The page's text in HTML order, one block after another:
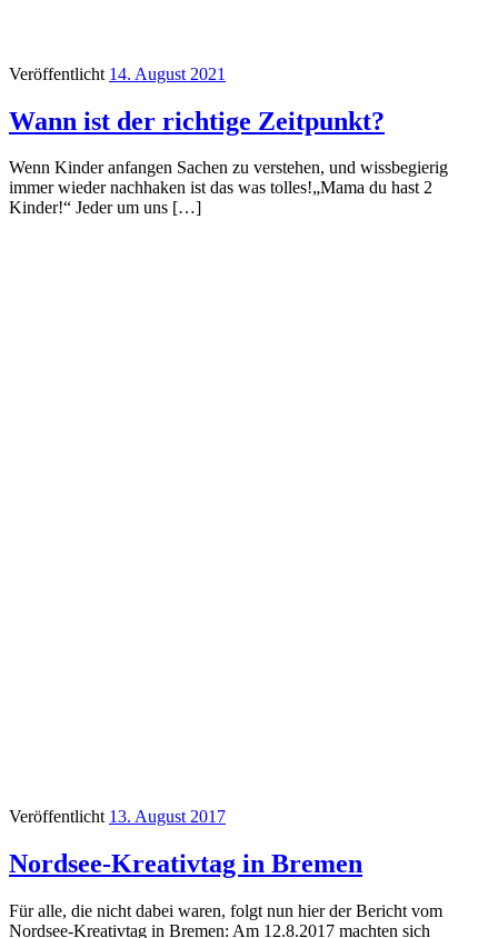
Veröffentlicht 14. August 2021
Wann ist der richtige Zeitpunkt?
Wenn Kinder anfangen Sachen zu verstehen, und wissbegierig
immer wieder nachhaken ist das was tolles!„Mama du hast 2
Kinder!“ Jeder um uns […]
Veröffentlicht 13. August 2017
Nordsee-Kreativtag in Bremen
Für alle, die nicht dabei waren, folgt nun hier der Bericht vom
Nordsee-Kreativtag in Bremen: Am 12.8.2017 machten sich